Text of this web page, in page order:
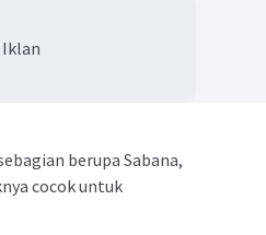
Iklan
berupa Sabana,
cocok untuk